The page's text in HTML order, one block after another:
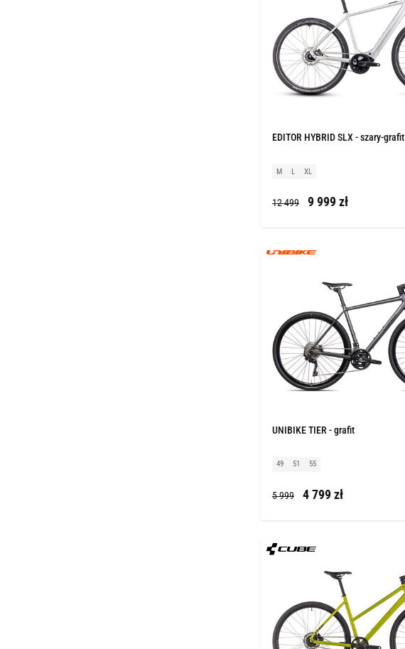
EDITOR HYBRID SLX - szary-grafit
M L XL
12 499 9 999 zł
UNIBIKE TIER - grafit
49 51 55
5 999 4 799 zł